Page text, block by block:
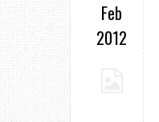
Feb
2012